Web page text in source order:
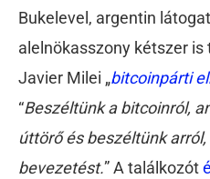
Bukelevel, argentin
alelnökasszony kétszer
Javier Milei „bitcoinpárti
“Beszéltünk a bitcoinról,
úttörő és beszéltünk
bevezetést.” A találkozót